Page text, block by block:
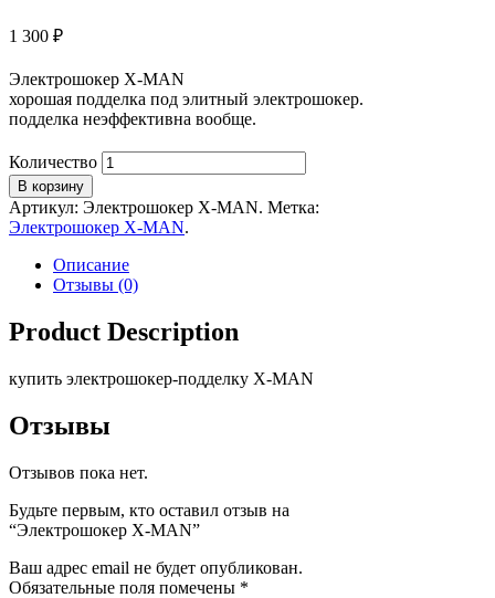
1 300 ₽
Электрошокер X-MAN
хорошая подделка под элитный электрошокер.
подделка неэффективна вообще.
Количество
В корзину
Артикул: Электрошокер X-MAN. Метка:
Электрошокер X-MAN.
Описание
Отзывы (0)
Product Description
купить электрошокер-подделку X-MAN
Отзывы
Отзывов пока нет.
Будьте первым, кто оставил отзыв на
“Электрошокер X-MAN”
Ваш адрес email не будет опубликован.
Обязательные поля помечены *